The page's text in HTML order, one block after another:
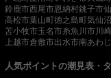
鈴鹿市西尾市恩納村銚子市
高松市葉山町徳之島町気仙
苫小牧市玉名市糸魚川市 川
上越市倉敷市出水市南あわ
人気ポイントの潮見表・